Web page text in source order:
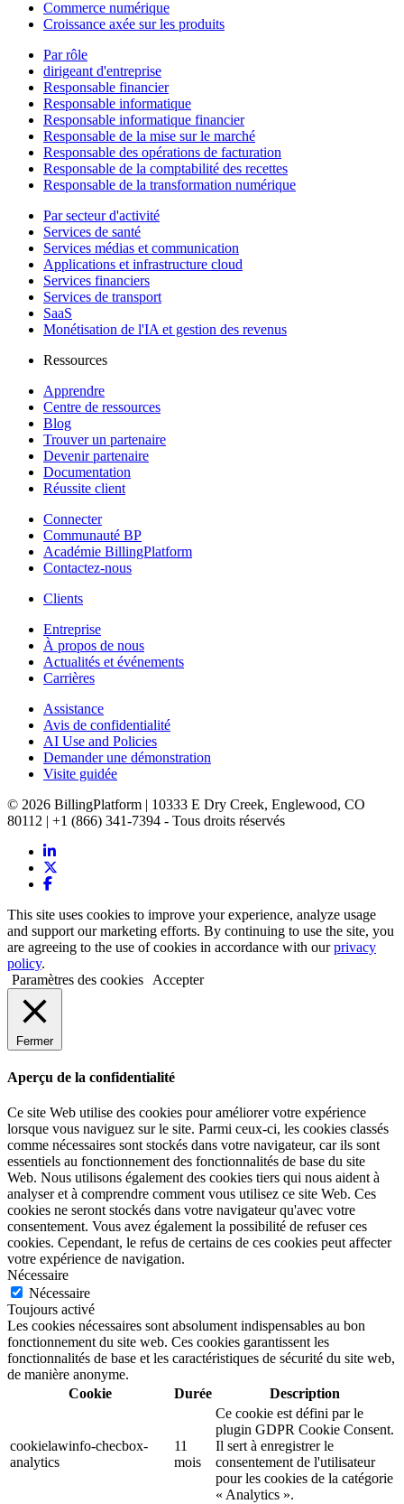
Commerce numérique
Croissance axée sur les produits
Par rôle
dirigeant d'entreprise
Responsable financier
Responsable informatique
Responsable informatique financier
Responsable de la mise sur le marché
Responsable des opérations de facturation
Responsable de la comptabilité des recettes
Responsable de la transformation numérique
Par secteur d'activité
Services de santé
Services médias et communication
Applications et infrastructure cloud
Services financiers
Services de transport
SaaS
Monétisation de l'IA et gestion des revenus
Ressources
Apprendre
Centre de ressources
Blog
Trouver un partenaire
Devenir partenaire
Documentation
Réussite client
Connecter
Communauté BP
Académie BillingPlatform
Contactez-nous
Clients
Entreprise
À propos de nous
Actualités et événements
Carrières
Assistance
Avis de confidentialité
AI Use and Policies
Demander une démonstration
Visite guidée
© 2026 BillingPlatform | 10333 E Dry Creek, Englewood, CO
80112 | +1 (866) 341-7394 - Tous droits réservés
This site uses cookies to improve your experience, analyze usage
and support our marketing efforts. By continuing to use the site, you
are agreeing to the use of cookies in accordance with ourprivacy
policy.
Paramètres des cookies
Accepter
Fermer
Aperçu de la confidentialité
Ce site Web utilise des cookies pour améliorer votre expérience
lorsque vous naviguez sur le site. Parmi ceux-ci, les cookies classés
comme nécessaires sont stockés dans votre navigateur, car ils sont
essentiels au fonctionnement des fonctionnalités de base du site
Web. Nous utilisons également des cookies tiers qui nous aident à
analyser et à comprendre comment vous utilisez ce site Web. Ces
cookies ne seront stockés dans votre navigateur qu'avec votre
consentement. Vous avez également la possibilité de refuser ces
cookies. Cependant, le refus de certains de ces cookies peut affecter
votre expérience de navigation.
Nécessaire
Nécessaire
Toujours activé
Les cookies nécessaires sont absolument indispensables au bon
fonctionnement du site web. Ces cookies garantissent les
fonctionnalités de base et les caractéristiques de sécurité du site web,
de manière anonyme.
Cookie
Durée Description
cookielawinfo-checbox-
analytics
11
mois
Ce cookie est défini par le
plugin GDPR Cookie Consent.
Il sert à enregistrer le
consentement de l'utilisateur
pour les cookies de la catégorie
« Analytics ».